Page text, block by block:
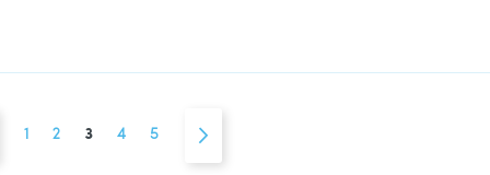
Pagina
Vorige
Pagina
1 Pagina
2 U lees momenteel pagina
3 Pagina
4 Pagina
5